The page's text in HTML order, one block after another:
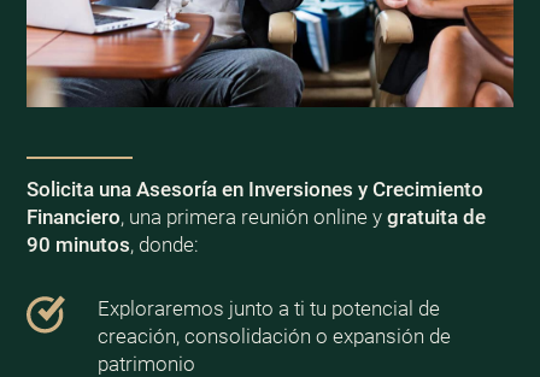
Solicita una Asesoría en Inversiones y Crecimiento
Financiero, una primera reunión online y gratuita de
90 minutos, donde:
Exploraremos junto a ti tu potencial de
creación, consolidación o expansión de
patrimonio